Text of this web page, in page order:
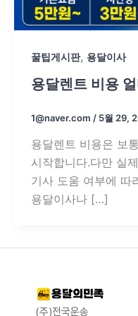
꿀팁게시판, 용달이사
용달렌트 비용
1@naver.com / 5월 29,
용달렌트 비용은 보
시작합니다.다만 실
기사 도움 여부에 따
용달이사나 […]
(주)전국운송